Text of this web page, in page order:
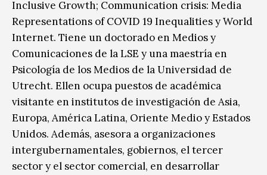
Inclusive Growth; Communication crisis: Media
Representations of COVID 19 Inequalities y World
Internet. Tiene un doctorado en Medios y
Comunicaciones de la LSE y una maestría en
Psicología de los Medios de la Universidad de
Utrecht. Ellen ocupa puestos de académica
visitante en institutos de investigación de Asia,
Europa, América Latina, Oriente Medio y Estados
Unidos. Además, asesora a organizaciones
intergubernamentales, gobiernos, el tercer
sector y el sector comercial, en desarrollar